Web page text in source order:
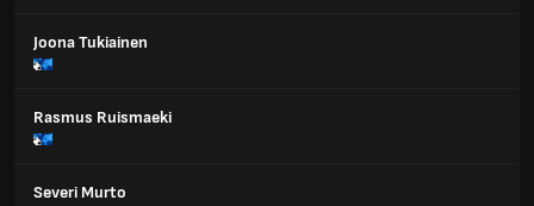
Joona Tukiainen
Rasmus Ruismaeki
Severi Murto